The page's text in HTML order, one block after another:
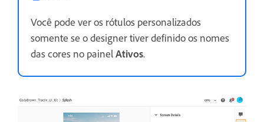
Você pode ver os rótulos personalizados
somente se o designer tiver definido os nomes
das cores no painelAtivos.